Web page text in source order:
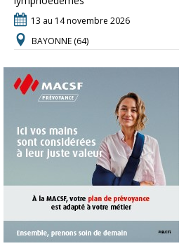
13 au 14 novembre 2026
BAYONNE (64)